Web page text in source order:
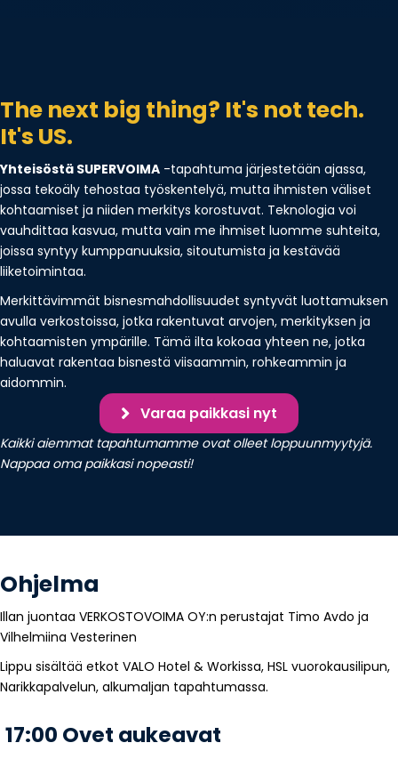
The next big thing? It's not tech.
It's US.
Yhteisöstä SUPERVOIMA -tapahtuma järjestetään ajassa,
jossa tekoäly tehostaa työskentelyä, mutta ihmisten väliset
kohtaamiset ja niiden merkitys korostuvat. Teknologia voi
vauhdittaa kasvua, mutta vain me ihmiset luomme suhteita,
joissa syntyy kumppanuuksia, sitoutumista ja kestävää
liiketoimintaa.
Merkittävimmät bisnesmahdollisuudet syntyvät luottamuksen
avulla verkostoissa, jotka rakentuvat arvojen, merkityksen ja
kohtaamisten ympärille. Tämä ilta kokoaa yhteen ne, jotka
haluavat rakentaa bisnestä viisaammin, rohkeammin ja
aidommin.
Varaa paikkasi nyt
Kaikki aiemmat tapahtumamme ovat olleet loppuunmyytyjä.
Nappaa oma paikkasi nopeasti!
Ohjelma
Illan juontaa VERKOSTOVOIMA OY:n perustajat Timo Avdo ja
Vilhelmiina Vesterinen
Lippu sisältää etkot VALO Hotel & Workissa, HSL vuorokausilipun,
Narikkapalvelun, alkumaljan tapahtumassa.
17:00 Ovet aukeavat